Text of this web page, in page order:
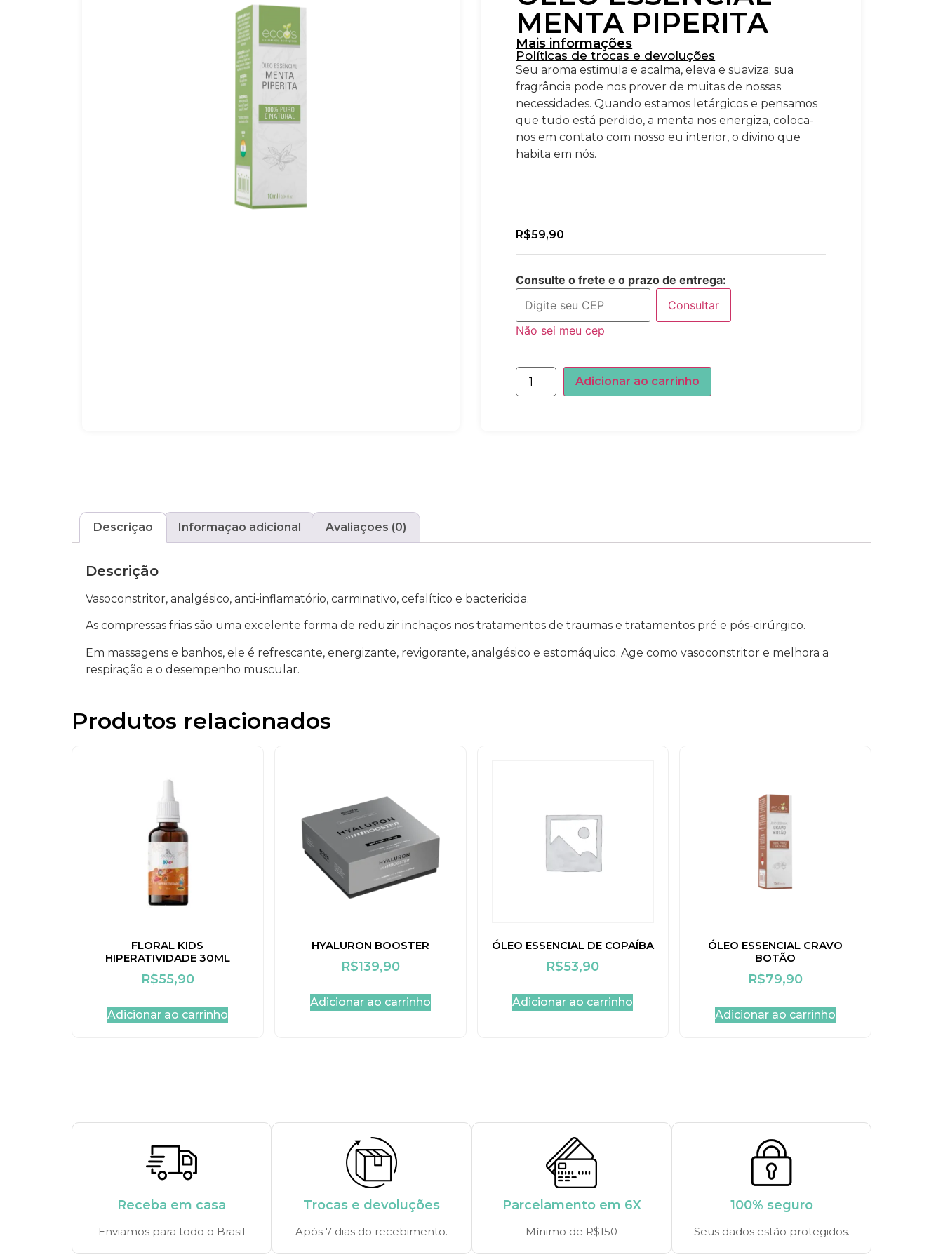
MENTA PIPERITA
Mais informações
Políticas de trocas e devoluções
Seu aroma estimula e acalma, eleva e suaviza; sua
fragrância pode nos prover de muitas de nossas
necessidades. Quando estamos letárgicos e pensamos
que tudo está perdido, a menta nos energiza, coloca-
nos em contato com nosso eu interior, o divino que
habita em nós.
R$59,90
Consulte o frete e o prazo de entrega:
Consultar
Não sei meu cep
Adicionar ao carrinho
Descrição Informação adicional Avaliações (0)
Descrição
Vasoconstritor, analgésico, anti-inflamatório, carminativo, cefalítico e bactericida.
As compressas frias são uma excelente forma de reduzir inchaços nos tratamentos de traumas e tratamentos pré e pós-cirúrgico.
Em massagens e banhos, ele é refrescante, energizante, revigorante, analgésico e estomáquico. Age como vasoconstritor e melhora a
respiração e o desempenho muscular.
Produtos relacionados
FLORAL KIDS
HIPERATIVIDADE 30ML
R$55,90
Adicionar ao carrinho
HYALURON BOOSTER
R$139,90
Adicionar ao carrinho
ÓLEO ESSENCIAL DE COPAÍBA
R$53,90
Adicionar ao carrinho
ÓLEO ESSENCIAL CRAVO
BOTÃO
R$79,90
Adicionar ao carrinho
Receba em casa
Enviamos para todo o Brasil
Trocas e devoluções
Após 7 dias do recebimento.
Parcelamento em 6X
Mínimo de R$150
100% seguro
Seus dados estão protegidos.